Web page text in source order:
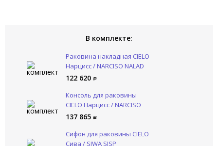
В комплекте:
Раковина накладная CIELO
Нарцисс / NARCISO NALAD
122 620
Консоль для раковины
CIELO Нарцисс / NARCISO
NASTD NM
137 865
Сифон для раковины CIELO
Сива / SIWA SISP